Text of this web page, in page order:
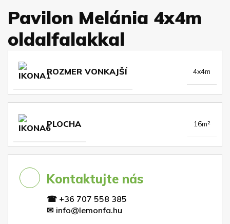
Pavilon Melánia 4x4m
oldalfalakkal
ROZMER VONKAJŠÍ 4x4m
PLOCHA 16m²
Kontaktujte nás
☎ +36 707 558 385
✉ info@lemonfa.hu